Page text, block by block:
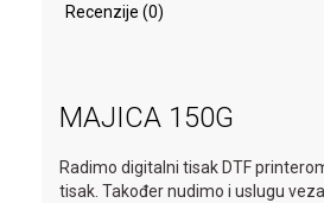
Recenzije (0)
MAJICA 150G
Radimo digitalni tisak DTF
tisak. Također nudimo i uslugu